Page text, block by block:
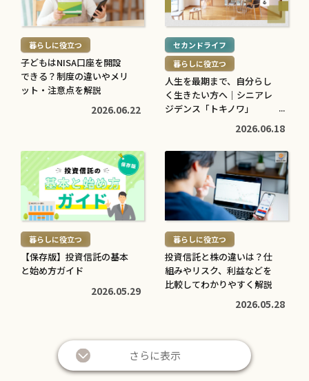
続
き
を
読
む
> 子育てに役立つ
高校生でも口座開設でき
2026.05.12
続
き
を
読
む
>住まいに役立つ
住宅ローン中に転職しても
意点・対処法を解説
2026.04.20
読
む
> 暮らしに役立つ
子どもはNISA口座を開設
できる？制度の違いやメリ
ット・注意点を解説
2026.06.22
読
む
> セカンドライフ
暮らしに役立つ
人生を最期まで、自分らし
く生きたい方へ｜シニアレ
ジデンス「トキノワ」
2026.06.18
続
き
を
読
む
> 暮らしに役立つ
【保存版】投資信託の基本
と始め方ガイド
2026.05.29
き
を
読
む
> 暮らしに役立つ
投資信託と株の違いは？仕
組みやリスク、利益などを
比較してわかりやすく解説
2026.05.28
さらに表示